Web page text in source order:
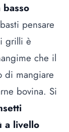
pensare
grilli è
che il
di mangiare
bovina. Si
a livello